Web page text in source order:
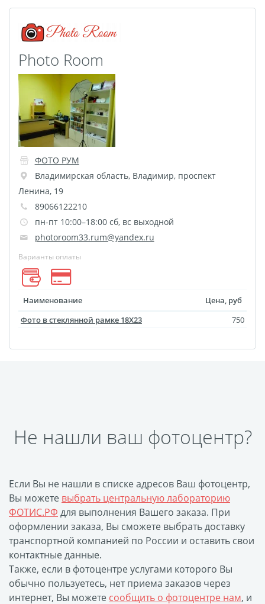
Картины на досках
Фотопечать на дереве
Самоклеящийся винил
Печать выкроек
Холст на конкурс
Фотопечать больших
размеров
Портреты в стиле
Картины на холсте
Печать чертежей
Холст настольный с
мольбертом
Фото на холсте с карт.
Пресс-воллы
Флип-Флоп портрет
Фото на металле
Печать наклеек
Фотопазл
Коврик для мыши
Фото на подушке
Фото на галстуке
Фото на фартуке
Фото на сумке
Фотомагниты
Фото на тарелке
Фото на кружках
Photo Room
ФОТО РУМ
Владимирская область, Владимир, проспект
Ленина, 19
89066122210
пн-пт 10:00–18:00 сб, вс выходной
photoroom33.rum@yandex.ru
Варианты оплаты
Наименование
Цена, руб
Фото в стеклянной рамке 18Х23
750
Не нашли ваш фотоцентр?
Если Вы не нашли в списке адресов Ваш фотоцентр,
Вы можете выбрать центральную лабораторию
ФОТИС.РФ для выполнения Вашего заказа. При
оформлении заказа, Вы сможете выбрать доставку
транспортной компанией по России и оставить свои
контактные данные.
Также, если в фотоцентре услугами которого Вы
обычно пользуетесь, нет приема заказов через
интернет, Вы можете сообщить о фотоцентре нам, и